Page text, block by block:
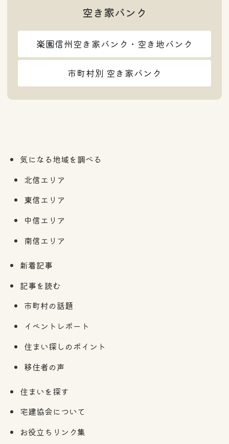
空き家バンク
楽園信州空き家バンク・空き地バンク
市町村別 空き家バンク
気になる地域を調べる
北信エリア
東信エリア
中信エリア
南信エリア
新着記事
記事を読む
市町村の話題
イベントレポート
住まい探しのポイント
移住者の声
住まいを探す
宅建協会について
お役立ちリンク集